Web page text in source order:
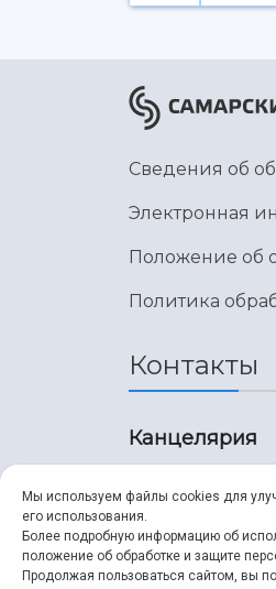
Сведения об
Электронная
Положение об
Политика
Контакты
Канцелярия
8 (846) 267-
ssau@ssau.ru
Мы используем файлы cookies для
его использования.
Более подробную информацию об
положение об обработке и защите
Продолжая пользоваться сайтом, вы